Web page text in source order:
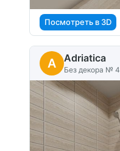
Посмотреть в 3D
A Adriatica
Без декора № 4